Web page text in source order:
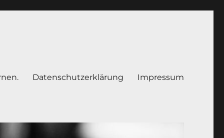
Datenschutzerklärung Impressum